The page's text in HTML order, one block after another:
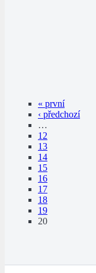
« první
‹ předchozí
…
12
13
14
15
16
17
18
19
20